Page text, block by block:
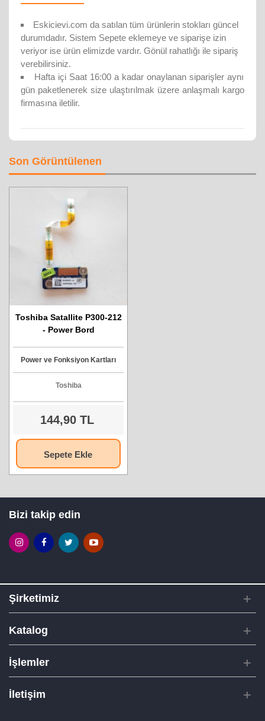
Eskicievi.com da satılan tüm ürünlerin stokları güncel
durumdadır. Sistem Sepete eklemeye ve siparişe izin
veriyor ise ürün elimizde vardır. Gönül rahatlığı ile sipariş
verebilirsiniz.
Hafta içi Saat 16:00 a kadar onaylanan siparişler aynı
gün paketlenerek size ulaştırılmak üzere anlaşmalı kargo
firmasına iletilir.
Son Görüntülenen
Toshiba Satallite P300-212
- Power Bord
Power ve Fonksiyon Kartları
Toshiba
144,90 TL
Sepete Ekle
Bizi takip edin
Şirketimiz
Katalog
İşlemler
İletişim